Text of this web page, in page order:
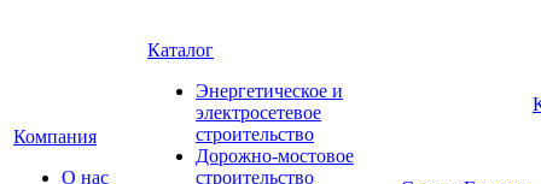
Компания
О нас
Каталог
Энергетическое и
электросетевое
строительство
Дорожно-мостовое
строительство